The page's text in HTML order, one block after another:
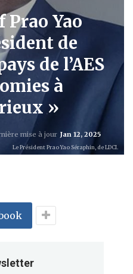
Prao Yao
de
de l’AES
à
»
mise à jour Jan 12, 2025
Le Président Prao Yao Séraphin, de LDCI.